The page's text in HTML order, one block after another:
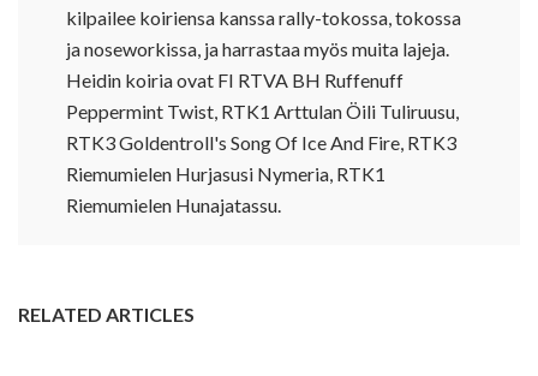
kilpailee koiriensa kanssa rally-tokossa, tokossa
ja noseworkissa, ja harrastaa myös muita lajeja.
Heidin koiria ovat FI RTVA BH Ruffenuff
Peppermint Twist, RTK1 Arttulan Öili Tuliruusu,
RTK3 Goldentroll's Song Of Ice And Fire, RTK3
Riemumielen Hurjasusi Nymeria, RTK1
Riemumielen Hunajatassu.
RELATED ARTICLES